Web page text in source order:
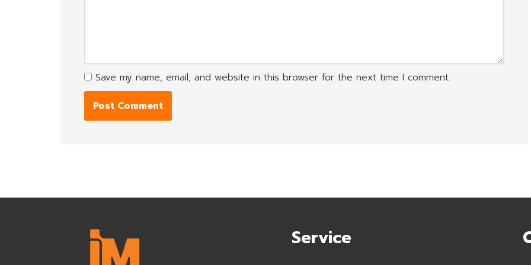
Save my name, email, and website in this browser for the next time I comment.
Service